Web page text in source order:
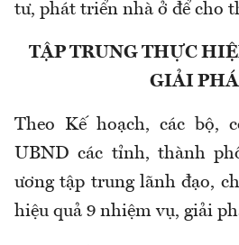
tư, phát triển nhà ở để cho
TẬP TRUNG THỰC
GIẢI
Theo Kế hoạch, các bộ,
UBND các tỉnh, thành
ương tập trung lãnh đạo,
hiệu quả 9 nhiệm vụ, giải